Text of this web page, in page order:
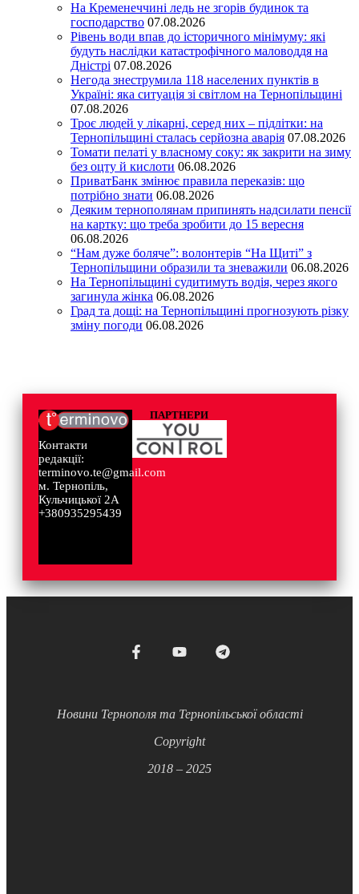
На Кременеччині ледь не згорів будинок та
господарство 07.08.2026
Рівень води впав до історичного мінімуму: які
будуть наслідки катастрофічного маловоддя на
Дністрі 07.08.2026
Негода знеструмила 118 населених пунктів в
Україні: яка ситуація зі світлом на Тернопільщині
07.08.2026
Троє людей у лікарні, серед них – підлітки: на
Тернопільщині сталась серйозна аварія 07.08.2026
Томати пелаті у власному соку: як закрити на зиму
без оцту й кислоти 06.08.2026
ПриватБанк змінює правила переказів: що
потрібно знати 06.08.2026
Деяким тернополянам припинять надсилати пенсії
на картку: що треба зробити до 15 вересня
06.08.2026
“Нам дуже боляче”: волонтерів “На Щиті” з
Тернопільщини образили та зневажили 06.08.2026
На Тернопільщині судитимуть водія, через якого
загинула жінка 06.08.2026
Град та дощі: на Тернопільщині прогнозують різку
зміну погоди 06.08.2026
Контакти
редакції:
terminovo.te@gmail.com
м. Тернопіль,
Кульчицької 2А
+380935295439
ПАРТНЕРИ
Новини Тернополя та Тернопільської області
Copyright
2018 – 2025